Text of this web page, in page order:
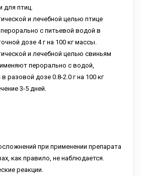
для птиц.
и лечебной целью птице
с питьевой водой в
дозе 4 г на 100 кг массы.
и лечебной целью свиньям
перорально с водой,
дозе 0.8-2.0 г на 100 кг
3-5 дней.
при применении препарата
как правило, не наблюдается.
реакции.